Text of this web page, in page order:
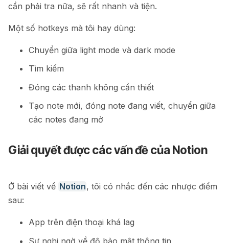
cần phải tra nữa, sẽ rất nhanh và tiện.
Một số hotkeys mà tôi hay dùng:
Chuyển giữa light mode và dark mode
Tìm kiếm
Đóng các thanh không cần thiết
Tạo note mới, đóng note đang viết, chuyển giữa
các notes đang mở
Giải quyết được các vấn đề của Notion
Ở bài viết về Notion, tôi có nhắc đến các nhược điểm
sau:
App trên điện thoại khá lag
Sự nghi ngờ về độ bảo mật thông tin